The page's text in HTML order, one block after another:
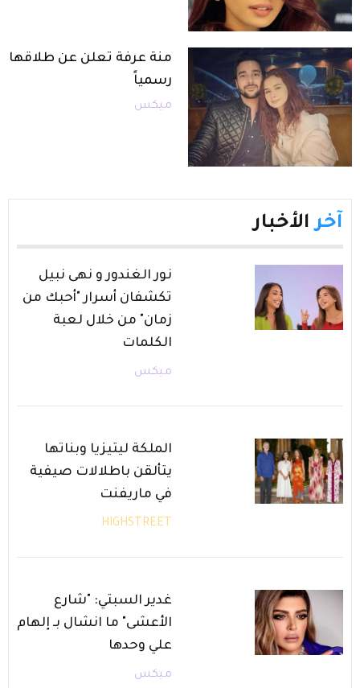
منة عرفة تعلن عن طلاقها
رسمياً
ميكس
آخر الأخبار
نور الغندور و نهى نبيل
تكشفان أسرار "أحبك من
زمان" من خلال لعبة
الكلمات
ميكس
الملكة ليتيزيا وبناتها
يتألقن باطلالات صيفية
في ماريفنت
HIGHSTREET
غدير السبتي: "شارع
الأعشى" ما انشال بـ إلهام
علي وحدها
ميكس